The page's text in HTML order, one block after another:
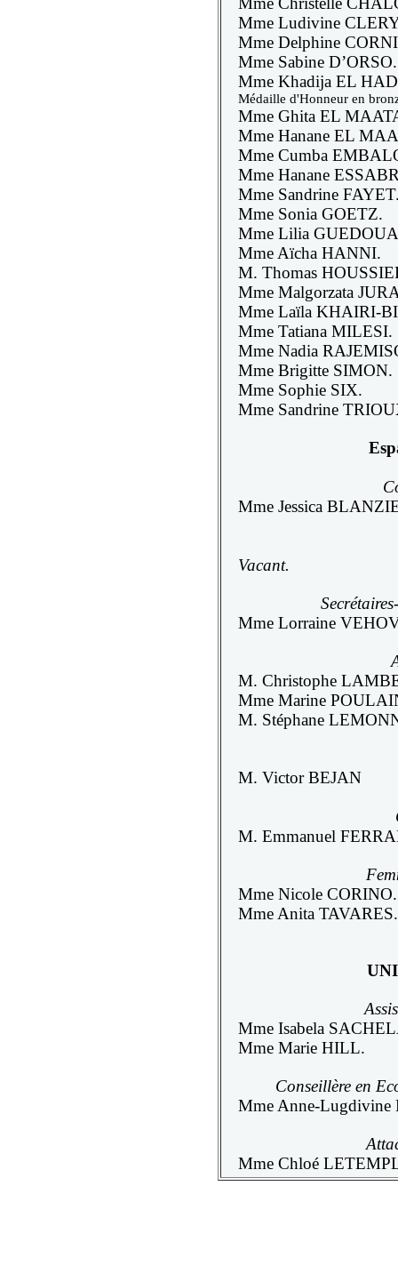
Mme Ludivine
Mme Delphine
Mme Sabine D’ORSO.
Mme Khadija EL
Médaille d'Honneur en
Mme Ghita EL
Mme Hanane EL
Mme Cumba
Mme Hanane
Mme Sandrine
Mme Sonia GOETZ.
Mme Lilia
Mme Aïcha HANNI.
M. Thomas
Mme Malgorzata
Mme Laïla KHAIRI-
Mme Tatiana MILESI.
Mme Nadia
Mme Brigitte SIMON.
Mme Sophie SIX.
Mme Sandrine
Mme Jessica
Vacant.
Mme Lorraine
M. Christophe
Mme Marine
M. Stéphane
M. Victor BEJAN
M. Emmanuel
Mme Nicole CORINO.
Mme Anita TAVARES.
Mme Isabela
Mme Marie HILL.
Conseillère en
Mme Anne-
Mme Chloé